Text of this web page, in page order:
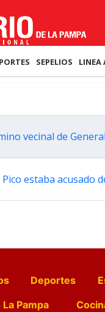
SEPELIOS LINEA
vecinal de
estaba acusado
Deportes
Pampa